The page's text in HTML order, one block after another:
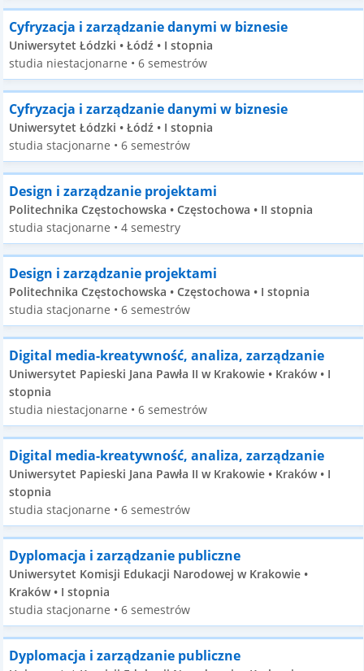
Cyfryzacja i zarządzanie danymi w biznesie
Uniwersytet Łódzki • Łódź • I stopnia
studia niestacjonarne • 6 semestrów
Cyfryzacja i zarządzanie danymi w biznesie
Uniwersytet Łódzki • Łódź • I stopnia
studia stacjonarne • 6 semestrów
Design i zarządzanie projektami
Politechnika Częstochowska • Częstochowa • II stopnia
studia stacjonarne • 4 semestry
Design i zarządzanie projektami
Politechnika Częstochowska • Częstochowa • I stopnia
studia stacjonarne • 6 semestrów
Digital media-kreatywność, analiza, zarządzanie
Uniwersytet Papieski Jana Pawła II w Krakowie • Kraków • I
stopnia
studia niestacjonarne • 6 semestrów
Digital media-kreatywność, analiza, zarządzanie
Uniwersytet Papieski Jana Pawła II w Krakowie • Kraków • I
stopnia
studia stacjonarne • 6 semestrów
Dyplomacja i zarządzanie publiczne
Uniwersytet Komisji Edukacji Narodowej w Krakowie •
Kraków • I stopnia
studia stacjonarne • 6 semestrów
Dyplomacja i zarządzanie publiczne